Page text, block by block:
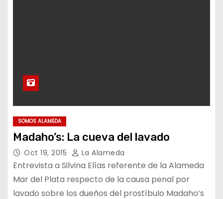
SOMOS ALAMEDA
Madaho’s: La cueva del lavado
Oct 19, 2015 La Alameda
Entrevista a Silvina Elías referente de la Alameda
Mar del Plata respecto de la causa penal por
lavado sobre los dueños del prostíbulo Madaho’s